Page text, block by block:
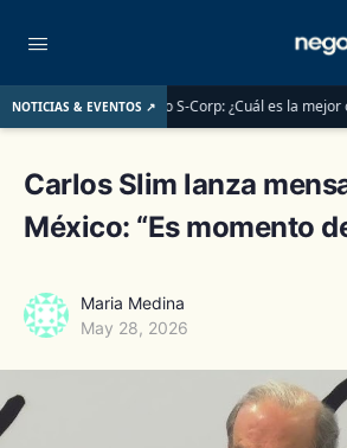
NOTICIAS & EVENTOS ↗
LLC o S-Corp: ¿Cuál es la mejor opción
Carlos Slim lanza
México: “Es momento
Maria Medina
May 28, 2026